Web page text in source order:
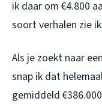
ik daar om €4.800
soort verhalen zie
Als je zoekt naar een
snap ik dat
gemiddeld